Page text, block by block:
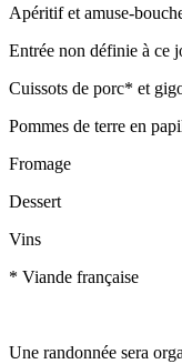
Apéritif et amuse-
Entrée non définie à ce
Cuissots de porc* et
Pommes de terre en
Fromage
Dessert
Vins
* Viande française
Une randonnée sera